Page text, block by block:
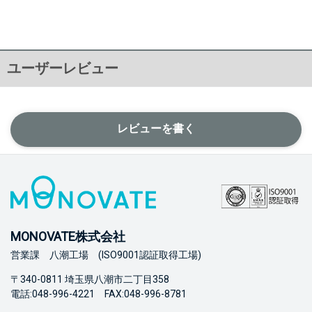
ユーザーレビュー
レビューを書く
MONOVATE株式会社
営業課 八潮工場 (ISO9001認証取得工場)
〒340-0811 埼玉県八潮市二丁目358
電話:048-996-4221 FAX:048-996-8781